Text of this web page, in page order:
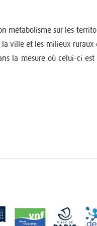
métabolisme sur les
et les milieux ruraux
la mesure où celui-ci